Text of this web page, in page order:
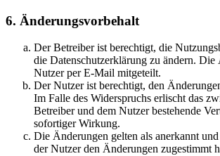
6. Änderungsvorbehalt
Der Betreiber ist berechtigt, die
die Datenschutzerklärung zu ändern.
Nutzer per E-Mail mitgeteilt.
Der Nutzer ist berechtigt, den
Im Falle des Widerspruchs erlischt das
Betreiber und dem Nutzer bestehende
sofortiger Wirkung.
Die Änderungen gelten als anerkannt
der Nutzer den Änderungen zugestimmt